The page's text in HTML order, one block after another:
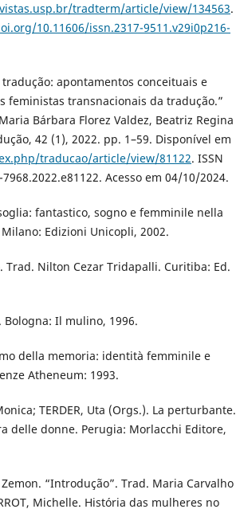
tradterm/article/view/134563.
10.11606/issn.2317-9511.v29i0p216-
tradução: apontamentos conceituais e
feministas transnacionais da tradução.”
Bárbara Florez Valdez, Beatriz Regina
42 (1), 2022. pp. 1–59. Disponível em
traducao/article/view/81122. ISSN
Acesso em 04/10/2024.
fantastico, sogno e femminile nella
Edizioni Unicopli, 2002.
Trad. Nilton Cezar Tridapalli. Curitiba: Ed.
Bologna: Il mulino, 1996.
della memoria: identità femminile e
Atheneum: 1993.
TERDER, Uta (Orgs.). La perturbante.
delle donne. Perugia: Morlacchi Editore,
Zemon. “Introdução”. Trad. Maria Carvalho
Michelle. História das mulheres no